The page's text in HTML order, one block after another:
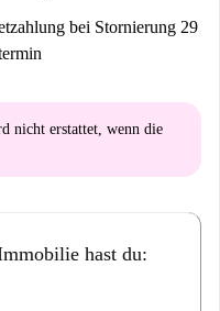
bei Stornierung 29
nicht erstattet, wenn die
hast du: